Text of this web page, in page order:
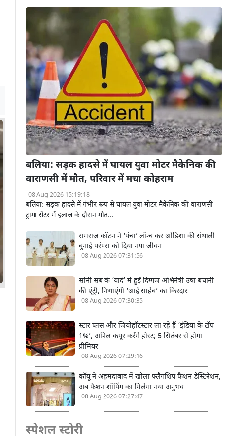
बलिया: सड़क हादसे में घायल युवा मोटर मैकेनिक की
वाराणसी में मौत, परिवार में मचा कोहराम
08 Aug 2026 15:19:18
बलिया: सड़क हादसे में गंभीर रूप से घायल युवा मोटर मैकेनिक की वाराणसी
ट्रामा सेंटर में इलाज के दौरान मौत...
रामराज कॉटन ने ‘पंचा’ लॉन्च कर ओडिशा की संथाली
बुनाई परंपरा को दिया नया जीवन
08 Aug 2026 07:31:56
सोनी सब के ‘यादें’ में हुईं दिग्गज अभिनेत्री उषा बचानी
की एंट्री, निभाएंगी ‘आई साहेब’ का किरदार
08 Aug 2026 07:30:35
स्टार प्लस और जियोहॉटस्टार ला रहे हैं ‘इंडिया के टॉप
1%’, अनिल कपूर करेंगे होस्ट; 5 सितंबर से होगा
प्रीमियर
08 Aug 2026 07:29:16
कॉयू ने अहमदाबाद में खोला फ्लैगशिप फैशन डेस्टिनेशन,
अब फैशन शॉपिंग का मिलेगा नया अनुभव
08 Aug 2026 07:27:47
स्पेशल स्टोरी